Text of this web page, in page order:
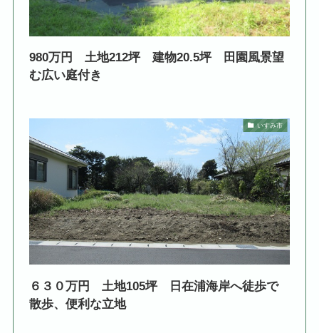
980万円 土地212坪 建物20.5坪 田園風景望
む広い庭付き
いすみ市
６３０万円 土地105坪 日在浦海岸へ徒歩で
散歩、便利な立地